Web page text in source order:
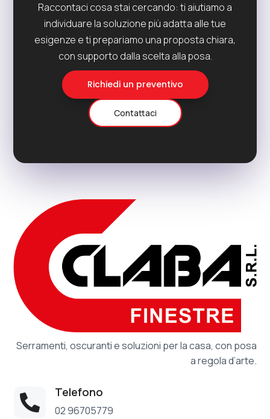
Raccontaci cosa stai cercando: ti aiutiamo a
individuare la soluzione più adatta alle tue
esigenze e ti prepariamo una proposta chiara,
con supporto dalla scelta alla posa.
Richiedi un preventivo
Contattaci
Serramenti, oscuranti e soluzioni per la casa, con posa
a regola d’arte.

Telefono
02 96705779